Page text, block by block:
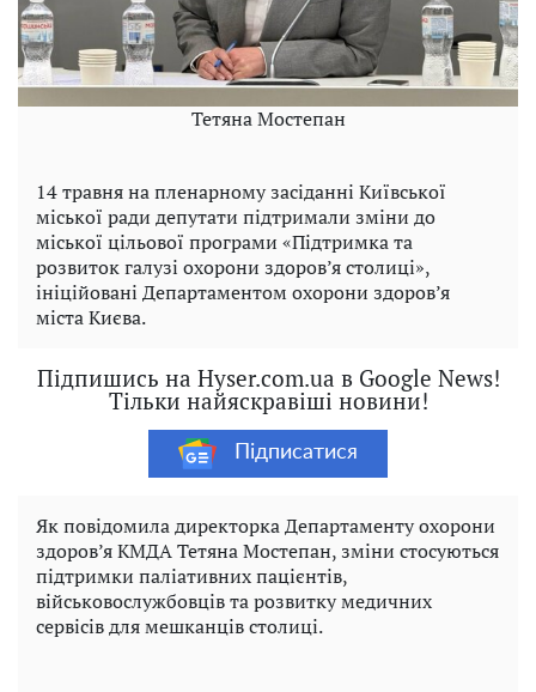
Тетяна Мостепан
14 травня на пленарному засіданні Київської
міської ради депутати підтримали зміни до
міської цільової програми «Підтримка та
розвиток галузі охорони здоров’я столиці»,
ініційовані Департаментом охорони здоров’я
міста Києва.
Підпишись на Hyser.com.ua в Google News!
Тільки найяскравіші новини!
Підписатися
Як повідомила директорка Департаменту охорони
здоров’я КМДА Тетяна Мостепан, зміни стосуються
підтримки паліативних пацієнтів,
військовослужбовців та розвитку медичних
сервісів для мешканців столиці.